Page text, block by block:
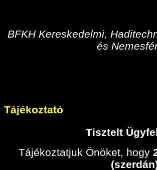
BFKH Kereskedelmi,
és
Tájékoztató
Tisztelt
Tájékoztatjuk Önöket, hogy